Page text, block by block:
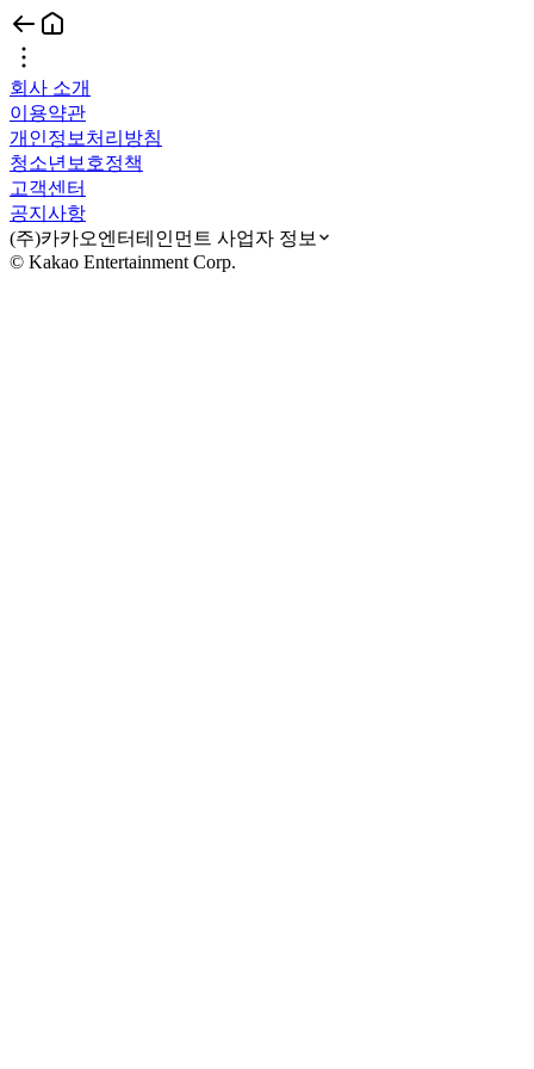
회사 소개
이용약관
개인정보처리방침
청소년보호정책
고객센터
공지사항
(주)카카오엔터테인먼트 사업자 정보
© Kakao Entertainment Corp.